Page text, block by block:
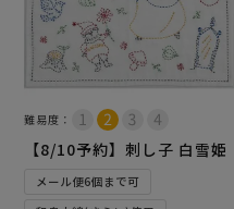
難易度：
【8/10予約】刺し子 白雪姫
メール便6個まで可